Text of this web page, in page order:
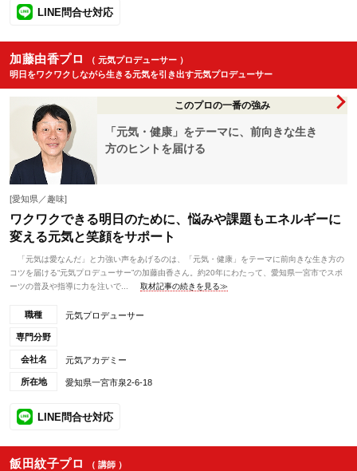
LINE問合せ対応
加藤由香プロ
（ 元気プロデューサー ）
明日をワクワクしながら生きる元気を引き出す元気プロデューサー
このプロの一番の強み
「元気・健康」をテーマに、前向きな生き
方のヒントを届ける
[愛知県／趣味]
ワクワクできる明日のために、悩みや課題もエネルギーに
変える元気と笑顔をサポート
「元気は愛なんだ」と力強い声をあげるのは、「元気・健康」をテーマに前向きな生き方の
コツを届ける“元気プロデューサー”の加藤由香さん。約20年にわたって、愛知県一宮市でスポ
ーツの普及や指導に力を注いで...
取材記事の続きを見る≫
職種 元気プロデューサー
専門分野
会社名 元気アカデミー
所在地 愛知県一宮市泉2-6-18
LINE問合せ対応
飯田紋子プロ
（ 講師 ）